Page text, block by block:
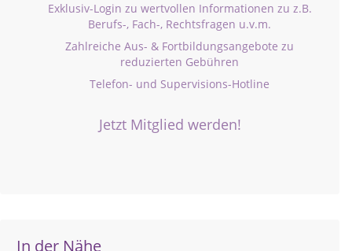
Exklusiv-Login zu wertvollen Informationen zu z.B.
Berufs-, Fach-, Rechtsfragen u.v.m.
Zahlreiche Aus- & Fortbildungsangebote zu
reduzierten Gebühren
Telefon- und Supervisions-Hotline
Jetzt Mitglied werden!
In der Nähe